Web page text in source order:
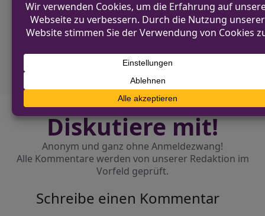
Wipperfürth
NÄCHSTER BEITRAG
Friedliche Versammlung in Hammer
Innenstadt
Diskutiere mit!
Anonym und ganz ohne Anmeldezwang!
Alle Kommentare werden von unserer Redaktion im
Vorfeld geprüft.
Schreibe einen Kommentar